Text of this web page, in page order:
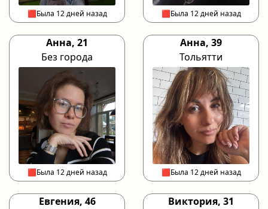
🟥Была 12 дней назад 🟥Была 12 дней назад
Анна, 21
Без города
🟥Была 12 дней назад
Анна, 39
Тольятти
🟥Была 12 дней назад
Евгения, 46
Виктория, 31